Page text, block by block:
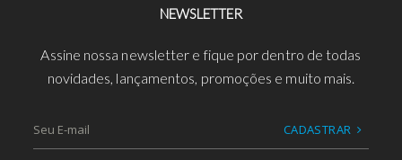
NEWSLETTER
Assine nossa newsletter e fique por dentro de todas
novidades, lançamentos, promoções e muito mais.
CADASTRAR